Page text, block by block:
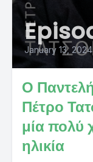
January 13, 2024
Ο
Πέτρο
μία πολύ
ηλικία